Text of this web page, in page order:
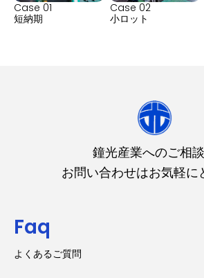
Case 01
短納期
Case 02
小ロット
鐘光産業へのご相談
お問い合わせはお気軽に
Faq
よくあるご質問